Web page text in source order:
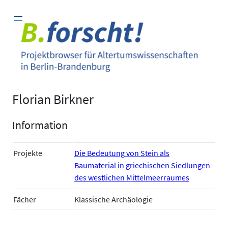
Inhalt
springen
Florian Birkner
Information
Projekte
Die Bedeutung von Stein als
Baumaterial in griechischen Siedlungen
des westlichen Mittelmeerraumes
Fächer Klassische Archäologie